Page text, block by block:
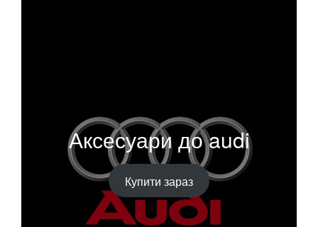
Аксесуари до audi
Купити зараз